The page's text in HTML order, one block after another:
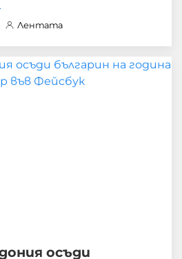
Лентата
осъди